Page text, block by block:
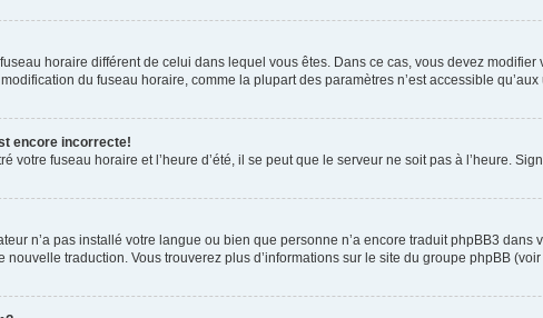
horaire différent de celui dans lequel vous êtes. Dans ce cas, vous devez
du fuseau horaire, comme la plupart des paramètres n’est accessible
encore incorrecte!
votre fuseau horaire et l’heure d’été, il se peut que le serveur ne soit pas à l’heure.
n’a pas installé votre langue ou bien que personne n’a encore traduit phpBB3
nouvelle traduction. Vous trouverez plus d’informations sur le site du groupe phpBB